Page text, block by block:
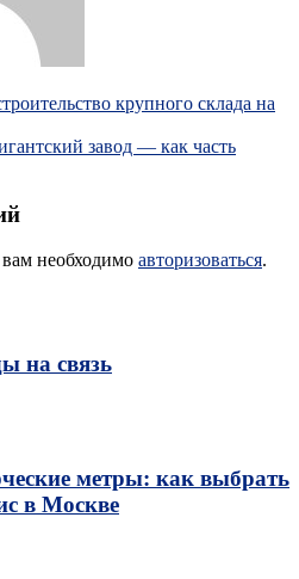
крупного склада на
завод — как часть
необходимо авторизоваться.
на связь
метры: как выбрать
в Москве